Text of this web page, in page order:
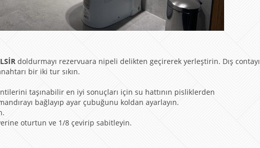
doldurmayı rezervuara nipeli delikten geçirerek yerleştirin. Dış contayı
bir iki tur sıkın.
taşınabilir en iyi sonuçları için su hattının pisliklerden
bağlayıp ayar çubuğunu koldan ayarlayın.
oturtun ve 1/8 çevirip sabitleyin.